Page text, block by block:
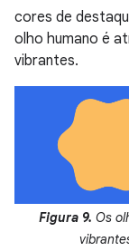
cores de
olho humano é
vibrantes.
Figura 9. Os